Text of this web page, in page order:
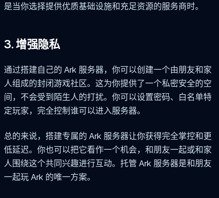
是当你选择提供优质基础设施和充足资源的服务商时。
3. 增强隐私
通过搭建自己的 Ark 服务器，你可以创建一个由朋友和家
人组成的封闭游戏社区。这为你提供了一个私密安全的空
间，不会受到陌生人的打扰。你可以设置密码、白名单特
定玩家，完全控制谁可以进入服务器。
总的来说，搭建专属的 Ark 服务器让你获得完全掌控和更
低延迟。你也可以把它看作一个机会，和朋友一起或和家
人围绕这个共同兴趣进行互动。托管 Ark 服务器是和朋友
一起玩 Ark 的唯一方案。